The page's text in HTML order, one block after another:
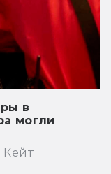
в
могли
Кейт